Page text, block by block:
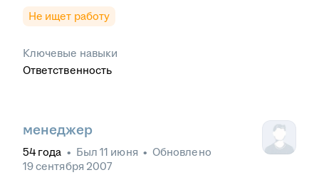
Не ищет работу
Ключевые навыки
Ответственность
менеджер
54 года • Был 11 июня • Обновлено
19 сентября 2007